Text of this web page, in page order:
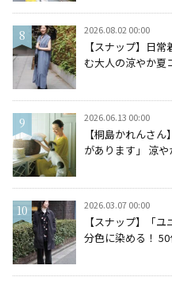
2026.08.02 00:00
【スナップ】日
む大人の涼やか夏
2026.06.13 00:00
【桐島かれんさ
があります」 涼
2026.03.07 00:00
【スナップ】「
分色に染める！